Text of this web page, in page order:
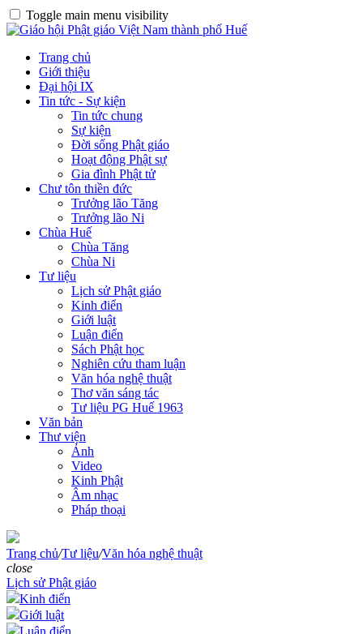
Toggle main menu visibility
Trang chủ
Giới thiệu
Đại hội IX
Tin tức - Sự kiện
Tin tức chung
Sự kiện
Đời sống Phật giáo
Hoạt động Phật sự
Gia đình Phật tử
Chư tôn thiền đức
Trưởng lão Tăng
Trưởng lão Ni
Chùa Huế
Chùa Tăng
Chùa Ni
Tư liệu
Lịch sử Phật giáo
Kinh điển
Giới luật
Luận điển
Sách Phật học
Nghiên cứu tham luận
Văn hóa nghệ thuật
Thơ văn sáng tác
Tư liệu PG Huế 1963
Văn bản
Thư viện
Ảnh
Video
Kinh Phật
Âm nhạc
Pháp thoại
Trang chủ/Tư liệu/Văn hóa nghệ thuật
close
Lịch sử Phật giáo
Kinh điển
Giới luật
Luận điển